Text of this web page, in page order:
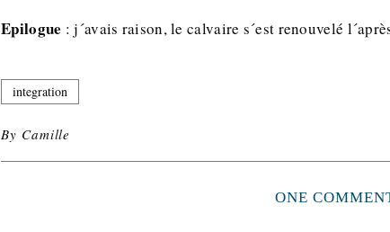
Epilogue : j´avais raison, le calvaire s´est renouvelé
integration
By Camille
ONE